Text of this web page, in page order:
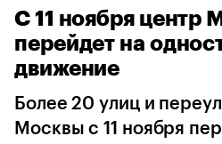
Changan Lada
С 11 ноября центр
перейдет на
движение
Более 20 улиц и
Москвы с 11 ноября